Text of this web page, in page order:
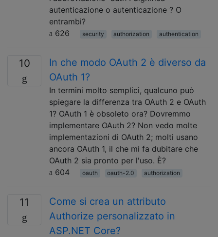
autenticazione o autenticazione ? O
entrambi?
626
security authorization authentication
10
In che modo OAuth 2 è diverso da
OAuth 1?
In termini molto semplici, qualcuno può
spiegare la differenza tra OAuth 2 e OAuth
1? OAuth 1 è obsoleto ora? Dovremmo
implementare OAuth 2? Non vedo molte
implementazioni di OAuth 2; molti usano
ancora OAuth 1, il che mi fa dubitare che
OAuth 2 sia pronto per l'uso. È?
604
oauth oauth-2.0 authorization
11
Come si crea un attributo
Authorize personalizzato in
ASP.NET Core?